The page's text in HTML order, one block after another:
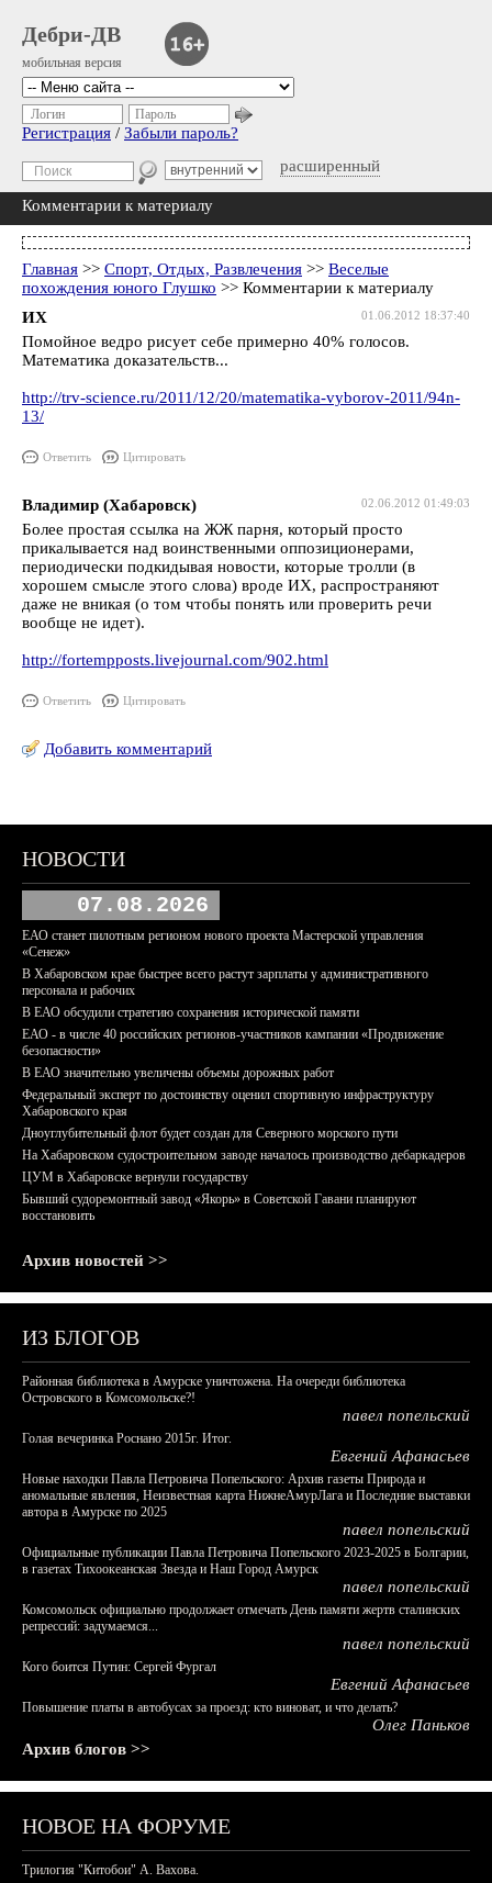
Дебри-ДВ
мобильная версия
расширенный
Логин Пароль
Регистрация / Забыли пароль?
Комментарии к материалу
Главная >> Спорт, Отдых, Развлечения >> Веселые
похождения юного Глушко >> Комментарии к материалу
01.06.2012 18:37:40
ИХ
Помойное ведро рисует себе примерно 40% голосов.
Математика доказательств...
http://trv-science.ru/2011/12/20/matematika-vyborov-2011/94n-
13/
Ответить Цитировать
02.06.2012 01:49:03
Владимир (Хабаровск)
Более простая ссылка на ЖЖ парня, который просто
прикалывается над воинственными оппозиционерами,
периодически подкидывая новости, которые тролли (в
хорошем смысле этого слова) вроде ИХ, распространяют
даже не вникая (о том чтобы понять или проверить речи
вообще не идет).
http://fortempposts.livejournal.com/902.html
Ответить Цитировать
Добавить комментарий
НОВОСТИ
07.08.2026
ЕАО станет пилотным регионом нового проекта Мастерской управления
«Сенеж»
В Хабаровском крае быстрее всего растут зарплаты у административного
персонала и рабочих
В ЕАО обсудили стратегию сохранения исторической памяти
ЕАО - в числе 40 российских регионов-участников кампании «Продвижение
безопасности»
В ЕАО значительно увеличены объемы дорожных работ
Федеральный эксперт по достоинству оценил спортивную инфраструктуру
Хабаровского края
Дноуглубительный флот будет создан для Северного морского пути
На Хабаровском судостроительном заводе началось производство дебаркадеров
ЦУМ в Хабаровске вернули государству
Бывший судоремонтный завод «Якорь» в Советской Гавани планируют
восстановить
Архив новостей >>
ИЗ БЛОГОВ
Районная библиотека в Амурске уничтожена. На очереди библиотека
Островского в Комсомольске?!
павел попельский
Голая вечеринка Роснано 2015г. Итог.
Евгений Афанасьев
Новые находки Павла Петровича Попельского: Архив газеты Природа и
аномальные явления, Неизвестная карта НижнеАмурЛага и Последние выставки
автора в Амурске по 2025
павел попельский
Официальные публикации Павла Петровича Попельского 2023-2025 в Болгарии,
в газетах Тихоокеанская Звезда и Наш Город Амурск
павел попельский
Комсомольск официально продолжает отмечать День памяти жертв сталинских
репрессий: задумаемся...
павел попельский
Кого боится Путин: Сергей Фургал
Евгений Афанасьев
Повышение платы в автобусах за проезд: кто виноват, и что делать?
Олег Паньков
Архив блогов >>
НОВОЕ НА ФОРУМЕ
Трилогия "Китобои" А. Вахова.